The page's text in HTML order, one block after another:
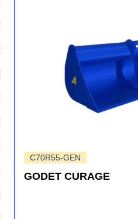
C70R55-GEN
GODET CURAGE